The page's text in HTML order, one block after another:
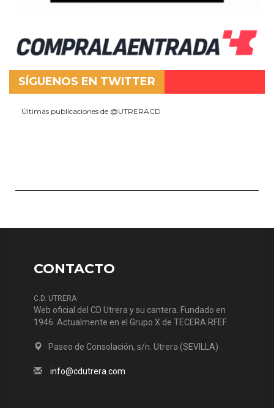
SÍGUENOS EN TWITTER
Últimas publicaciones de @UTRERACD
CONTACTO
C.D. UTRERA
Web oficial del CD Utrera y su cantera. Fundado en
1946. Actualmente en el Grupo X de TECERA RFEF.
Paseo de Consolación, s/n. Utrera (SEVILLA)
info@cdutrera.com